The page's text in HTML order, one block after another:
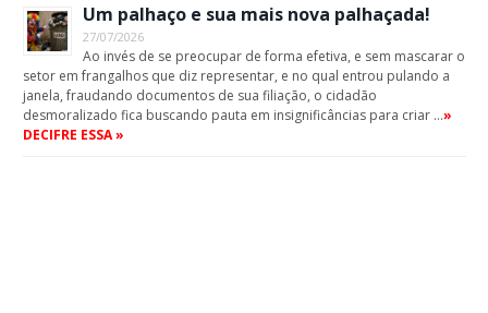
Um palhaço e sua mais nova palhaçada!
27/07/2026
Ao invés de se preocupar de forma efetiva, e sem mascarar o
setor em frangalhos que diz representar, e no qual entrou pulando a
janela, fraudando documentos de sua filiação, o cidadão
desmoralizado fica buscando pauta em insignificâncias para criar …»
DECIFRE ESSA »